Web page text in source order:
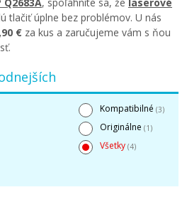
tlačiť úplne bez problémov. U nás
€ za kus a zaručujeme vám s ňou
Kompatibilné (3)
Originálne (1)
Všetky (4)